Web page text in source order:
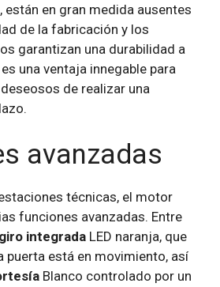
están en gran medida ausentes
de la fabricación y los
garantizan una durabilidad a
una ventaja innegable para
de realizar una
avanzadas
técnicas, el motor
funciones avanzadas. Entre
integrada LED naranja, que
puerta está en movimiento, así
Blanco controlado por un